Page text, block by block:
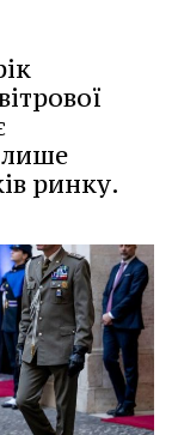
лише
ринку.